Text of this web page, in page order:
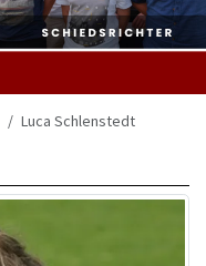
Luca Schlenstedt